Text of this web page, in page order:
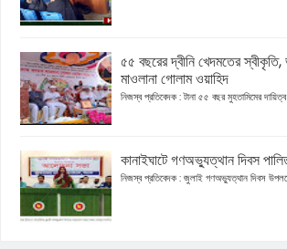
৫৫ বছরের দ্বীনি খেদমতের
মাওলানা গোলাম ওয়াহিদ
নিজস্ব প্রতিবেদক : টানা ৫৫ বছর মুহতামিমের
কানাইঘাটে গণঅভ্যুত্থান দিবস
নিজস্ব প্রতিবেদক : জুলাই গণঅভ্যুত্থান দিবস